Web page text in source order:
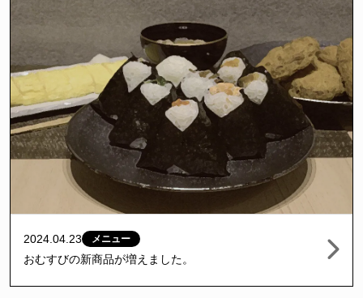
2024.04.23 メニュー
おむすびの新商品が増えました。